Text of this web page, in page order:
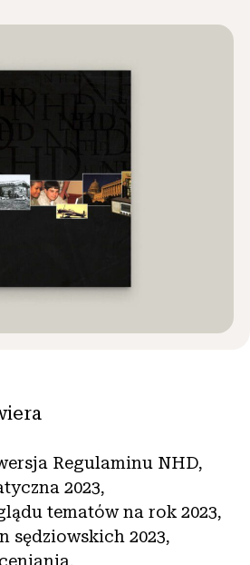
Regulaminu NHD,
2023,
tematów na rok 2023,
sędziowskich 2023,